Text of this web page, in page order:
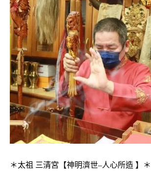
＊太祖 三清宮【神明濟世–人心所造 】＊